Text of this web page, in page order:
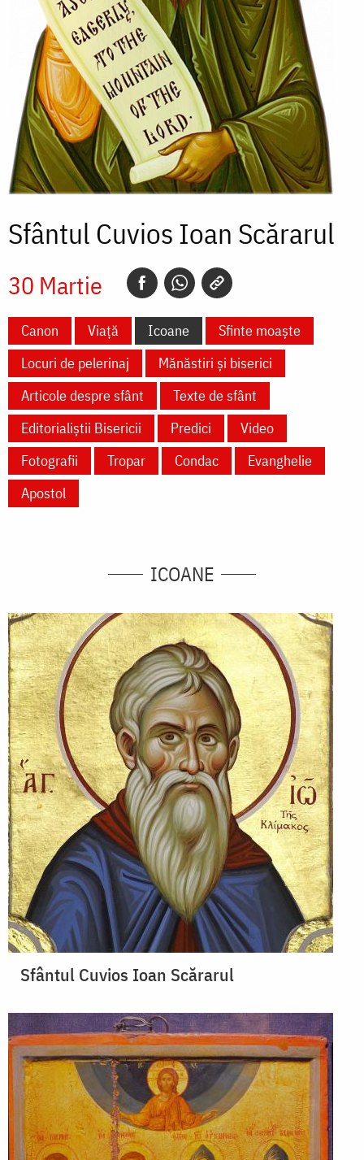
Sfântul Cuvios Ioan Scărarul
30 Martie
Canon Viață Icoane
Sfinte moaște
Locuri de pelerinaj
Mănăstiri și biserici
Articole despre sfânt
Texte de sfânt
Editorialiștii Bisericii
Predici
Video
Fotografii
Tropar Condac
Evanghelie
Apostol
ICOANE
Sfântul Cuvios Ioan Scărarul